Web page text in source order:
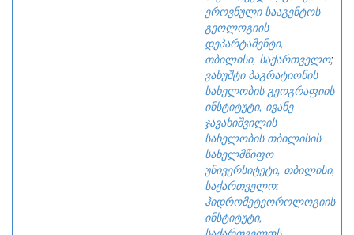
ეროვნული სააგენტოს
გეოლოგიის
დეპარტამენტი,
თბილისი, საქართველო;
ვახუშტი ბაგრატიონის
სახელობის გეოგრაფიის
ინსტიტუტი, ივანე
ჯავახიშვილის
სახელობის თბილისის
სახელმწიფო
უნივერსიტეტი, თბილისი,
საქართველო;
ჰიდრომეტეოროლოგიის
ინსტიტუტი,